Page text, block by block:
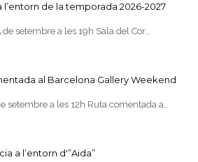
l’entorn de la temporada 2026-2027
de setembre a les 19h Sala del Cor…
al Barcelona Gallery Weekend
setembre a les 12h Ruta comentada a…
a l’entorn d'”Aida”